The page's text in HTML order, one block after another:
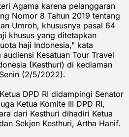
Agama karena pelanggaran
Nomor 8 Tahun 2019 tentang
Umroh, khususnya pasal 64
khusus yang ditetapkan
haji Indonesia," kata
Kesatuan Tour Travel
(Kesthuri) di kediaman
(2/5/2022).
DPD RI didampingi Senator
Ketua Komite III DPD RI,
dari Kesthuri dihadiri Ketua
Sekjen Kesthuri, Artha Hanif.